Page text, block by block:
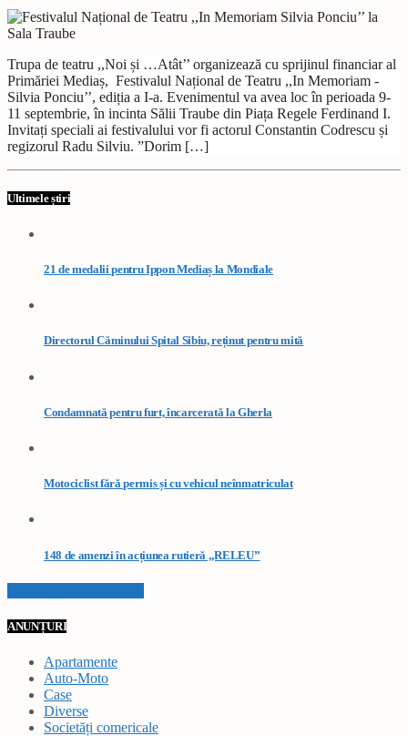
Trupa de teatru ,,Noi și …Atât’’ organizează cu sprijinul financiar al
Primăriei Mediaș, Festivalul Național de Teatru ,,In Memoriam -
Silvia Ponciu’’, ediția a I-a. Evenimentul va avea loc în perioada 9-
11 septembrie, în incinta Sălii Traube din Piața Regele Ferdinand I.
Invitați speciali ai festivalului vor fi actorul Constantin Codrescu și
regizorul Radu Silviu. ”Dorim […]
Ultimele știri
21 de medalii pentru Ippon Mediaș la Mondiale
Directorul Căminului Spital Sibiu, reținut pentru mită
Condamnată pentru furt, încarcerată la Gherla
Motociclist fără permis și cu vehicul neînmatriculat
148 de amenzi în acțiunea rutieră „RELEU”
ANUNȚURI
Apartamente
Auto-Moto
Case
Diverse
Societăți comericale